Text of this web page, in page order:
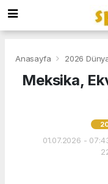
Anasayfa 2026
Meksika,
01.07.2026 -